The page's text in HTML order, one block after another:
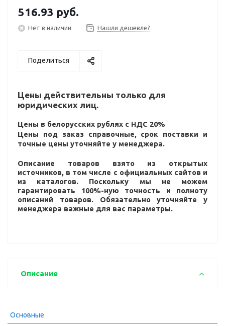
516.93 руб.
Нет в наличии Нашли дешевле?
Поделиться
Цены действительны только для
юридических лиц.
Цены в белорусских рублях с НДС 20%
Цены под заказ справочные, срок поставки и
точные цены уточняйте у менеджера.
Описание товаров взято из открытых
источников, в том числе с официальных сайтов и
из каталогов. Поскольку мы не можем
гарантировать 100%-ную точность и полноту
описаний товаров. Обязательно уточняйте у
менеджера важные для вас параметры.
Описание
Основные